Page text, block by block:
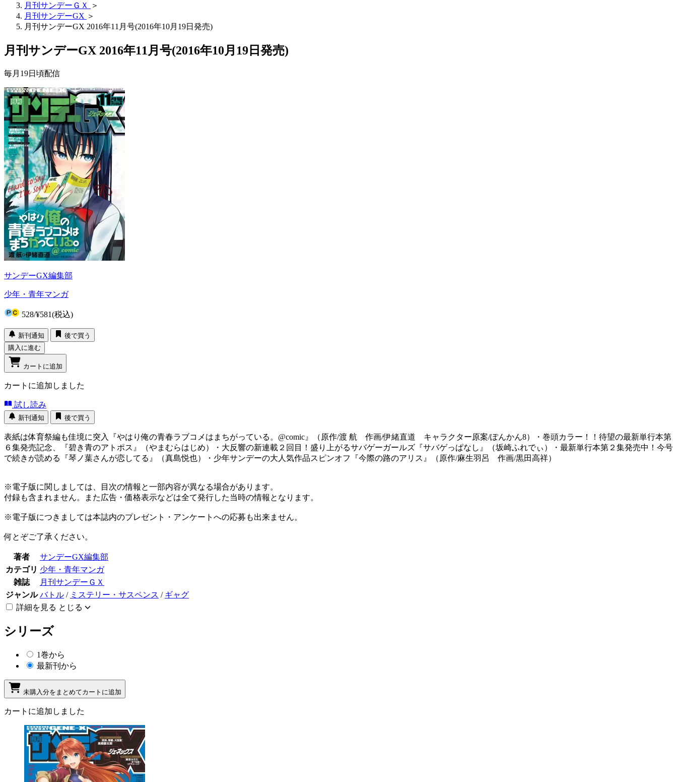
月刊サンデーＧＸ
＞
月刊サンデーGX ＞
月刊サンデーGX 2016年11月号(2016年10月19日発売)
月刊サンデーGX 2016年11月号(2016年10月19日発売)
毎月19日頃配信
サンデーGX編集部
少年・青年マンガ
528/¥581(税込)
新刊通知
後で買う
購入に進む
カートに追加
カートに追加しました
試し読み
新刊通知 後で買う
表紙は体育祭編も佳境に突入『やはり俺の青春ラブコメはまちがっている。@comic』（原作/渡 航 作画/伊緒直道 キャラクター原案/ぽんかん8）・巻頭カラー！！待望の最新単行本第
６集発売記念、『碧き青のアトポス』（やまむらはじめ）・大反響の新連載２回目！盛り上がるサバゲーガールズ『サバゲっぱなし』（坂崎ふれでぃ）・最新単行本第２集発売中！今号
で続きが読める『琴ノ葉さんが恋してる』（真島悦也）・少年サンデーの大人気作品スピンオフ『今際の路のアリス』（原作/麻生羽呂 作画/黒田高祥）
※電子版に関しましては、目次の情報と一部内容が異なる場合があります。
付録も含まれません。また広告・価格表示などは全て発行した当時の情報となります。
※電子版につきましては本誌内のプレゼント・アンケートへの応募も出来ません。
何とぞご了承ください。
著者
サンデーGX編集部
カテゴリ 少年・青年マンガ
雑誌
月刊サンデーＧＸ
ジャンル バトル / ミステリー・サスペンス / ギャグ
詳細を見る とじる
シリーズ
1巻から
最新刊から
未購入分をまとめてカートに追加
カートに追加しました